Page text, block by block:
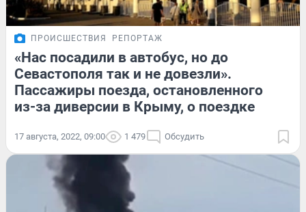
ПРОИСШЕСТВИЯ РЕПОРТАЖ
«Нас посадили в автобус, но до
Севастополя так и не довезли».
Пассажиры поезда, остановленного
из-за диверсии в Крыму, о поездке
17 августа, 2022, 09:00 1 479 Обсудить